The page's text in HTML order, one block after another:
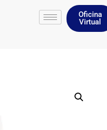
Oficina
Virtual